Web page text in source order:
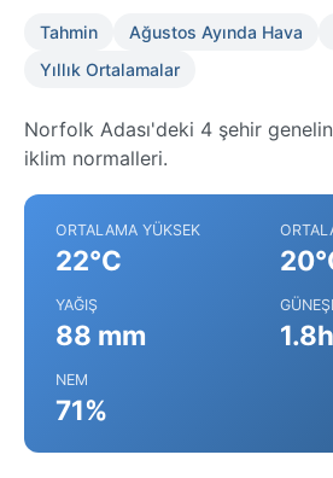
Tahmin Ağustos Ayında Hava
Yıllık Ortalamalar
Norfolk Adası'deki 4 şehir
iklim normalleri.
ORTALAMA YÜKSEK
22°C
YAĞIŞ
88 mm
NEM
71%